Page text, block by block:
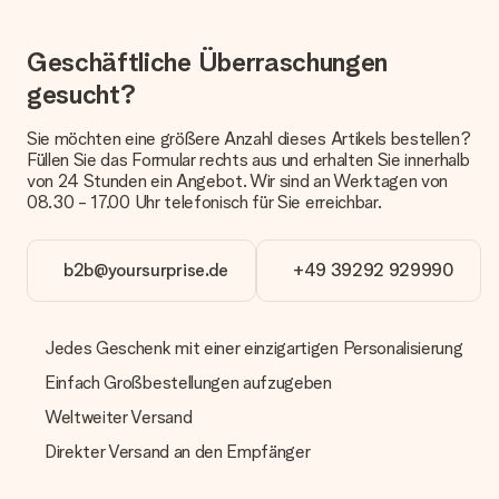
Welche Lieferoptionen stehen zur Verfügung?
Derzeit können wir (noch) keine verschiedenen Lieferoptionen
anbieten. Das Geschenk, das bestellt wird, wird als Paket oder
oder Päckchen geliefert wird, kontaktiere bitte unseren
Kundenservice.
Zahlung
Wie kann ich meine Bestellung bezahlen?
Wir bieten die folgenden Zahlungsoptionen an: Vorauskasse
mit normaler Überweisung, Sofortüberweisung, Paypal,
Kreditkarte oder auf Rechnung über Klarna. Bei einer
Geschenks jedoch um 3 Werktage.
Geschenk empfangen
Was, wenn das Geschenk meine Erwartungen nicht
erfüllt?
Geschäftliche Überraschungen
gesucht?
Sie möchten eine größere Anzahl dieses Artikels bestellen?
Füllen Sie das Formular rechts aus und erhalten Sie innerhalb
von 24 Stunden ein Angebot. Wir sind an Werktagen von
08.30 - 17.00 Uhr telefonisch für Sie erreichbar.
b2b@yoursurprise.de +49 39292 929990
Jedes Geschenk mit einer einzigartigen Personalisierung
Einfach Großbestellungen aufzugeben
Weltweiter Versand
Direkter Versand an den Empfänger